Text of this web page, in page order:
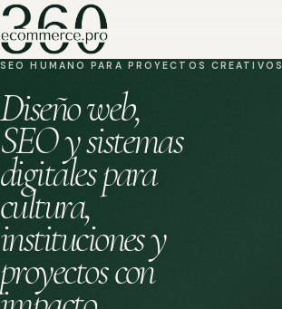
SEO HUMANO PARA PROYECTOS CREATIVOS
Diseño web,
SEO y sistemas
digitales para
cultura,
instituciones y
proyectos con